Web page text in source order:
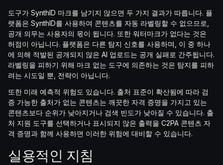
도구가 SynthID 마크를 남기지 않으면 두 가지 결과가 따릅니다. 플
랫폼은 SynthID를 사용하여 콘텐츠를 자동 라벨링할 수 없으므로,
공개 의무는 사용자의 몫이 됩니다. 또한 워터마크가 없다는 것은
허점이 아닙니다. 플랫폼은 다른 탐지 신호를 사용하며, 이 중 하나
에 의해 적발된 공개되지 않은 AI 업로드는 공개 실패로 간주됩니다.
라벨링을 피하기 위해 마크 없는 도구에 의존하는 것은 탐지를 피하
려는 시도일 뿐, 전략이 아닙니다.
또한 미래 예측적 위험도 있습니다. 출처 표준이 확산됨에 따라 검
증 가능한 출처가 없는 콘텐츠는 깨끗한 자격 증명을 가지고 있는
콘텐츠보다 순위가 낮아지거나 검색 빈도가 낮아질 수 있습니다. 출
처 지원 도구를 선택하거나 표시되지 않은 출력을 C2PA 콘텐츠 자
격 증명과 함께 사용하면 이러한 위험에 대비할 수 있습니다.
실용적인 지침